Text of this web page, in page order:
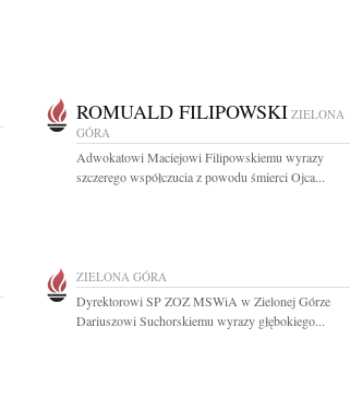
ROMUALD FILIPOWSKI ZIELONA
GÓRA
Adwokatowi Maciejowi Filipowskiemu wyrazy
szczerego współczucia z powodu śmierci Ojca...
ZIELONA GÓRA
Dyrektorowi SP ZOZ MSWiA w Zielonej Górze
Dariuszowi Suchorskiemu wyrazy głębokiego...